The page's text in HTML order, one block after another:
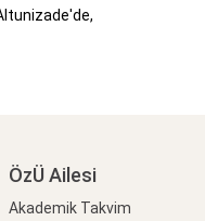
ÖzÜ Ailesi
Akademik Takvim